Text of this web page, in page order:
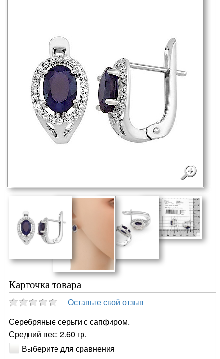
Карточка товара
Оставьте свой отзыв
Серебряные серьги с сапфиром.
Средний вес: 2.60 гр.
Выберите для сравнения